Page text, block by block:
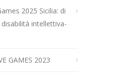
2025 Sicilia: di
intellettiva-
GAMES 2023